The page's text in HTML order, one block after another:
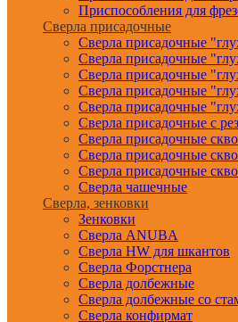
Приспособления для
Сверла присадочные
Сверла присадочные
Сверла присадочные
Сверла присадочные
Сверла присадочные
Сверла присадочные
Сверла присадочные с
Сверла присадочные
Сверла присадочные
Сверла присадочные
Сверла чашечные
Сверла, зенковки
Зенковки
Сверла ANUBA
Сверла HW для шкантов
Сверла Форстнера
Сверла долбежные
Сверла долбежные со
Сверла конфирмат